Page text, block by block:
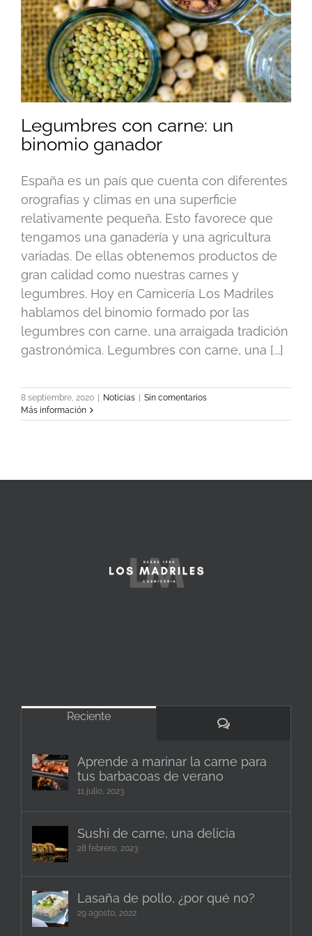
Legumbres con carne: un
binomio ganador
España es un país que cuenta con diferentes
orografías y climas en una superficie
relativamente pequeña. Esto favorece que
tengamos una ganadería y una agricultura
variadas. De ellas obtenemos productos de
gran calidad como nuestras carnes y
legumbres. Hoy en Carnicería Los Madriles
hablamos del binomio formado por las
legumbres con carne, una arraigada tradición
gastronómica. Legumbres con carne, una [...]
8 septiembre, 2020 Noticias
Sin comentarios
Más información
Reciente
Comentarios
Aprende a marinar la carne para
tus barbacoas de verano
11 julio, 2023
Sushi de carne, una delicia
28 febrero, 2023
Lasaña de pollo, ¿por qué no?
29 agosto, 2022